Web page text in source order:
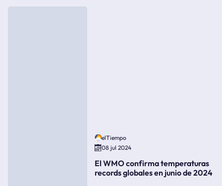
elTiempo
08 jul 2024
El WMO confirma temperaturas
records globales en junio de 2024